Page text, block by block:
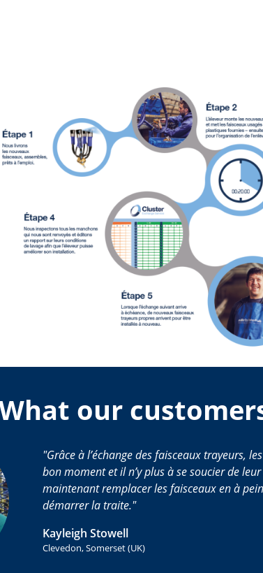
our
Grâce à l’échange des faisceaux trayeurs,
bon moment et il n’y plus à se soucier de
maintenant remplacer les faisceaux en à
démarrer la traite.
Kayleigh Stowell
Clevedon, Somerset (UK)